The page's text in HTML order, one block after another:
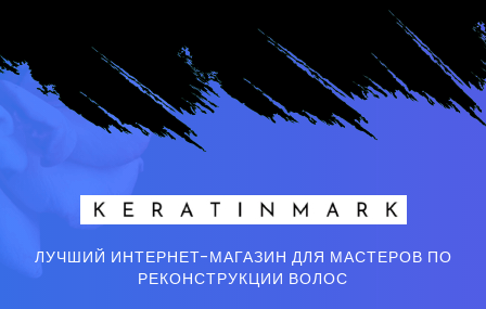
ЛУЧШИЙ ИНТЕРНЕТ-МАГАЗИН ДЛЯ МАСТЕРОВ ПО
РЕКОНСТРУКЦИИ ВОЛОС